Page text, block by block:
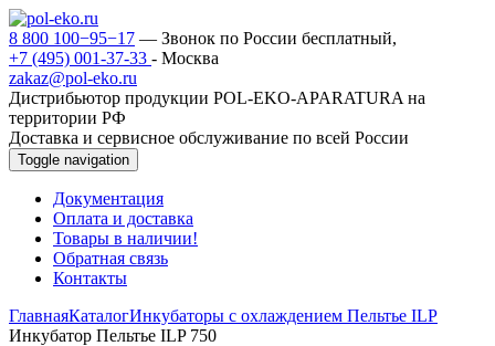
8 800 100−95−17 — Звонок по России бесплатный,
+7 (495) 001-37-33 - Москва
zakaz@pol-eko.ru
Дистрибьютор продукции POL-EKO-APARATURA на
территории РФ
Доставка и сервисное обслуживание по всей России
Toggle navigation
Документация
Оплата и доставка
Товары в наличии!
Обратная связь
Контакты
ГлавнаяКаталогИнкубаторы с охлаждением Пельтье ILP
Инкубатор Пельтье ILP 750